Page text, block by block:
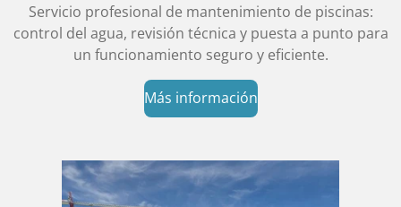
Servicio profesional de mantenimiento de piscinas:
control del agua, revisión técnica y puesta a punto para
un funcionamiento seguro y eficiente.
Más información